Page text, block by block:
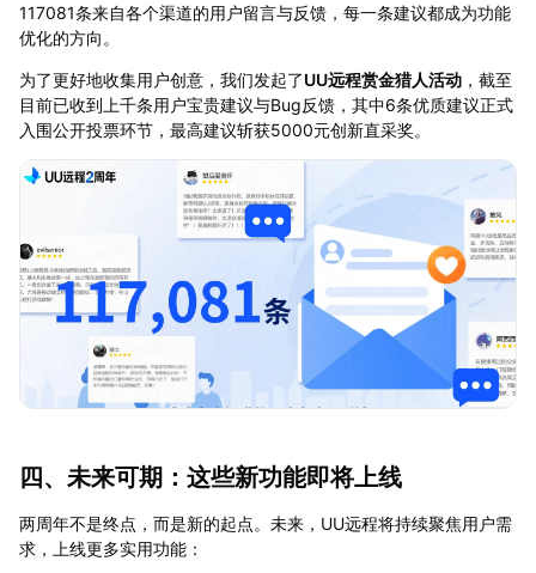
117081条来自各个渠道的用户留言与反馈，每一条建议都成为功能
优化的方向。
为了更好地收集用户创意，我们发起了UU远程赏金猎人活动，截至
目前已收到上千条用户宝贵建议与Bug反馈，其中6条优质建议正式
入围公开投票环节，最高建议斩获5000元创新直采奖。
四、未来可期：这些新功能即将上线
两周年不是终点，而是新的起点。未来，UU远程将持续聚焦用户需
求，上线更多实用功能：